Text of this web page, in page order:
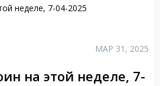
неделе, 7-04-2025
МАР 31, 2025
на этой неделе, 7-